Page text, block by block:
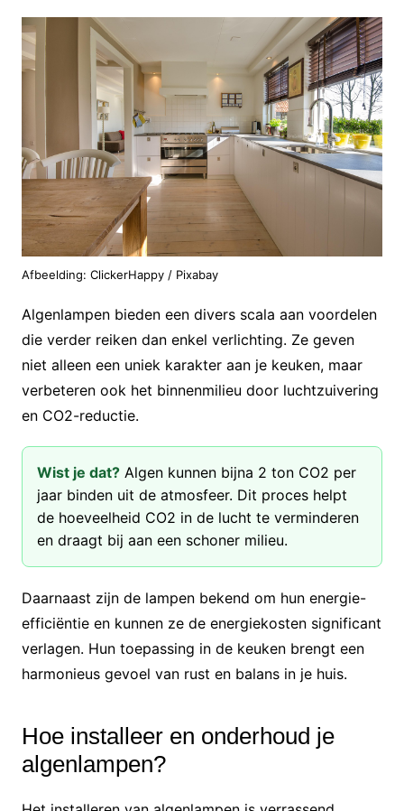
Afbeelding: ClickerHappy / Pixabay
Algenlampen bieden een divers scala aan voordelen
die verder reiken dan enkel verlichting. Ze geven
niet alleen een uniek karakter aan je keuken, maar
verbeteren ook het binnenmilieu door luchtzuivering
en CO2-reductie.
Wist je dat?Algen kunnen bijna 2 ton CO2 per
jaar binden uit de atmosfeer. Dit proces helpt
de hoeveelheid CO2 in de lucht te verminderen
en draagt bij aan een schoner milieu.
Daarnaast zijn de lampen bekend om hun energie-
efficiëntie en kunnen ze de energiekosten significant
verlagen. Hun toepassing in de keuken brengt een
harmonieus gevoel van rust en balans in je huis.
Hoe installeer en onderhoud je
algenlampen?